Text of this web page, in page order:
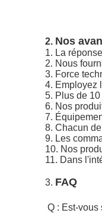
2. Nos
1. La
2. Nous
3. Force
4. Employez
5. Plus de
6. Nos
7.
8. Chacun
9. Les
10. Nos
11. Dans
3. FAQ
Q : Est-vous